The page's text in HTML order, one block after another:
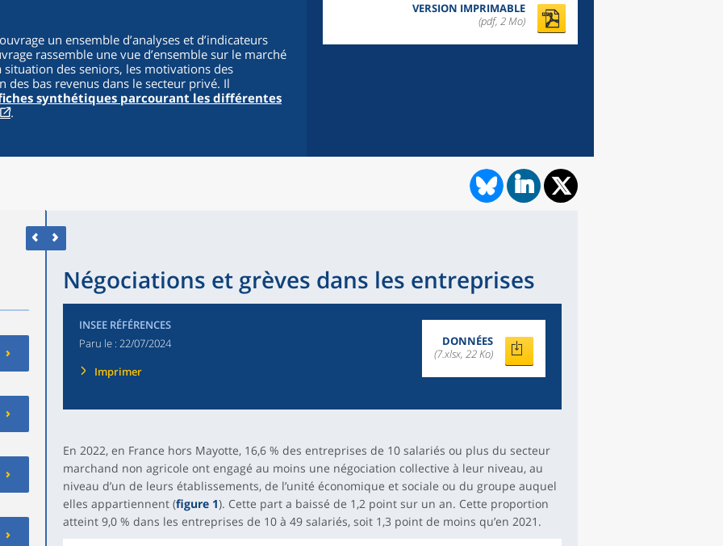
un ensemble d’analyses et d’indicateurs
rassemble une vue d’ensemble sur le marché
des seniors, les motivations des
des bas revenus dans le secteur privé. Il
synthétiques parcourant les différentes
.
VERSION IMPRIMABLE
(pdf, 2 Mo)
Négociations et grèves dans les entreprises
INSEE RÉFÉRENCES
Paru le : 22/07/2024
Imprimer
DONNÉES
(7.xlsx, 22 Ko)
En 2022, en France hors Mayotte, 16,6 % des entreprises de 10 salariés ou plus du secteur
marchand non agricole ont engagé au moins une négociation collective à leur niveau, au
niveau d’un de leurs établissements, de l’unité économique et sociale ou du groupe auquel
elles appartiennent (figure 1). Cette part a baissé de 1,2 point sur un an. Cette proportion
atteint 9,0 % dans les entreprises de 10 à 49 salariés, soit 1,3 point de moins qu’en 2021.